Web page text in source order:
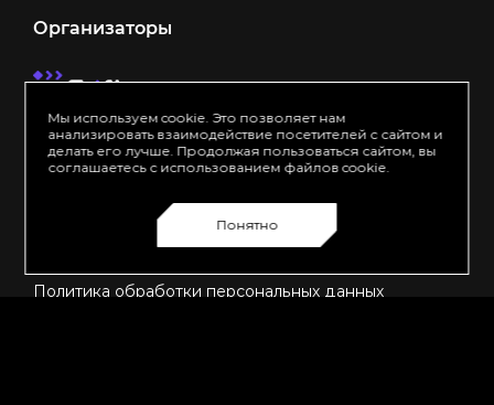
Организаторы
Политика обработки персональных данных
Мы используем cookie. Это позволяет нам
анализировать взаимодействие посетителей с сайтом и
делать его лучше. Продолжая пользоваться сайтом, вы
соглашаетесь с использованием файлов cookie.
Понятно